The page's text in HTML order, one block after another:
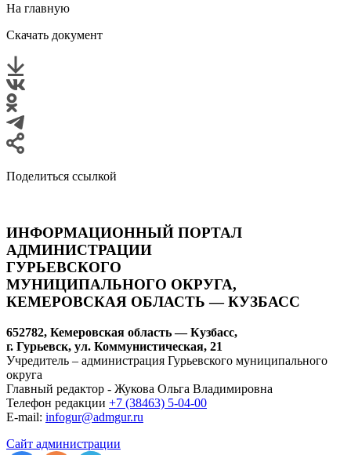
На главную
Скачать документ
Поделиться ссылкой
ИНФОРМАЦИОННЫЙ ПОРТАЛ
АДМИНИСТРАЦИИ
ГУРЬЕВСКОГО
МУНИЦИПАЛЬНОГО ОКРУГА,
КЕМЕРОВСКАЯ ОБЛАСТЬ — КУЗБАСС
652782, Кемеровская область — Кузбасс,
г. Гурьевск, ул. Коммунистическая, 21
Учредитель – администрация Гурьевского муниципального
округа
Главный редактор - Жукова Ольга Владимировна
Телефон редакции +7 (38463) 5-04-00
E-mail: infogur@admgur.ru
Сайт администрации